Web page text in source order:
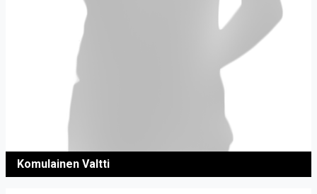
Komulainen Valtti